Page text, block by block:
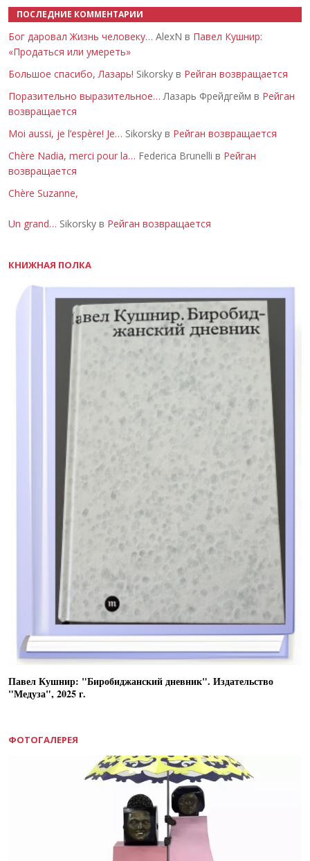
ПОСЛЕДНИЕ КОММЕНТАРИИ
Бог даровал Жизнь человеку… AlexN в Павел Кушнир:
«Продаться или умереть»
Большое спасибо, Лазарь! Sikorsky в Рейган возвращается
Поразительно выразительное… Лазарь Фрейдгейм в Рейган
возвращается
Moi aussi, je l’espère! Je… Sikorsky в Рейган возвращается
Chère Nadia, merci pour la… Federica Brunelli в Рейган
возвращается
Chère Suzanne,
Un grand… Sikorsky в Рейган возвращается
КНИЖНАЯ ПОЛКА
Павел Кушнир: "Биробиджанский дневник". Издательство
"Медуза", 2025 г.
ФОТОГАЛЕРЕЯ